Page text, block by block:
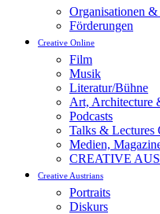
Organisationen
Förderungen
Creative Online
Film
Musik
Literatur/Bühne
Art, Architecture
Podcasts
Talks & Lectures
Medien,
CREATIVE
Creative Austrians
Portraits
Diskurs